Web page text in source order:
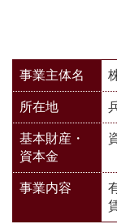
事業主体名
所在地
基本財産・
資本金
事業内容